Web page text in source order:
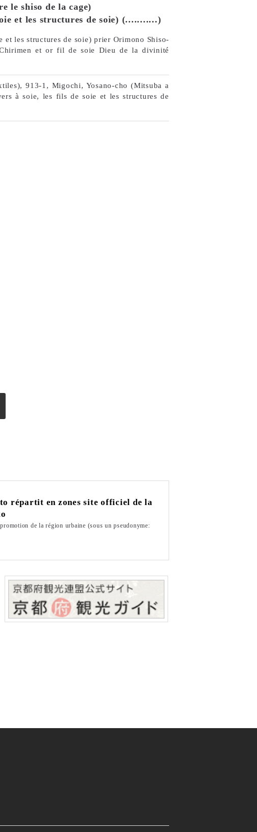
le shiso de la cage)
et les structures de soie) (...........)
les structures de soie) prier Orimono Shiso-
et or fil de soie Dieu de la divinité
913-1, Migochi, Yosano-cho (Mitsuba a
à soie, les fils de soie et les structures de
répartit en zones site officiel de la
de la région urbaine (sous un pseudonyme: